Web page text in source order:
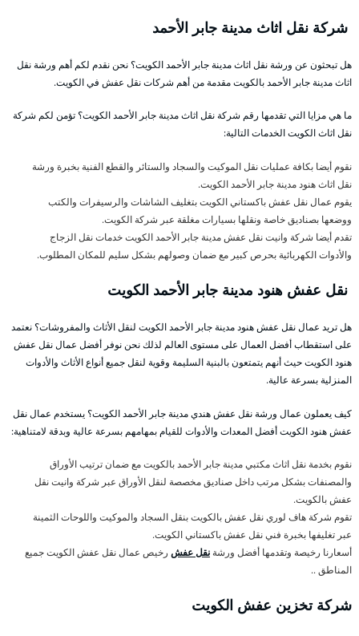
شركة نقل اثاث مدينة جابر الأحمد
هل تبحثون عن ورشة نقل اثاث مدينة جابر الأحمد الكويت؟ نحن نقدم لكم أهم ورشة نقل
اثاث مدينة جابر الأحمد بالكويت مقدمة من أهم شركات نقل عفش في الكويت.
ما هي مزايا التي تقدمها رقم شركة نقل اثاث مدينة جابر الأحمد الكويت؟ تؤمن لكم شركة
نقل اثاث الكويت الخدمات التالية:
نقوم أيضا بكافة عمليات نقل الموكيت والسجاد والستائر والقطع الفنية بخبرة ورشة
نقل اثاث هنود مدينة جابر الأحمد الكويت.
يقوم عمال نقل عفش باكستاني الكويت بتغليف الشاشات والرسيفرات والكتب
ووضعها بصناديق خاصة ونقلها بسيارات مغلقة عبر شركة الكويت.
تقدم أيضا شركة وانيت نقل عفش مدينة جابر الأحمد الكويت خدمات نقل الزجاج
والأدوات الكهربائية بحرص كبير مع ضمان وصولهم بشكل سليم للمكان المطلوب.
نقل عفش هنود مدينة جابر الأحمد الكويت
هل تريد عمال نقل عفش هنود مدينة جابر الأحمد الكويت لنقل الأثاث والمفروشات؟ نعتمد
على استقطاب أفضل العمال على مستوى العالم لذلك نحن نوفر أفضل عمال نقل عفش
هنود الكويت حيث أنهم يتمتعون بالبنية السليمة وقوية لنقل جميع أنواع الأثاث والأدوات
المنزلية بسرعة عالية.
كيف يعملون عمال ورشة نقل عفش هندي مدينة جابر الأحمد الكويت؟ يستخدم عمال نقل
عفش هنود الكويت أفضل المعدات والأدوات للقيام بمهامهم بسرعة عالية وبدقة لامتناهية:
نقوم بخدمة نقل اثاث مكتبي مدينة جابر الأحمد بالكويت مع ضمان ترتيب الأوراق
والمصنفات بشكل مرتب داخل صناديق مخصصة لنقل الأوراق عبر شركة وانيت نقل
عفش بالكويت.
تقوم شركة هاف لوري نقل عفش بالكويت بنقل السجاد والموكيت واللوحات الثمينة
عبر تغليفها بخبرة فني نقل عفش باكستاني الكويت.
أسعارنا رخيصة وتقدمها أفضل ورشة نقل عفش رخيص عمال نقل عفش الكويت جميع
المناطق ..
شركة تخزين عفش الكويت